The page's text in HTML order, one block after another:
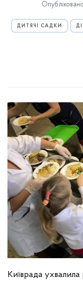
ДИТЯЧІ САДКИ
Київрада